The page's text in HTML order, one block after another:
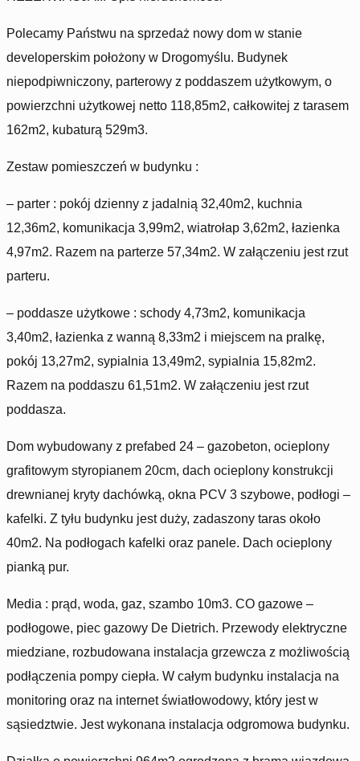
Polecamy Państwu na sprzedaż nowy dom w stanie
developerskim położony w Drogomyślu. Budynek
niepodpiwniczony, parterowy z poddaszem użytkowym, o
powierzchni użytkowej netto 118,85m2, całkowitej z tarasem
162m2, kubaturą 529m3.
Zestaw pomieszczeń w budynku :
– parter : pokój dzienny z jadalnią 32,40m2, kuchnia
12,36m2, komunikacja 3,99m2, wiatrołap 3,62m2, łazienka
4,97m2. Razem na parterze 57,34m2. W załączeniu jest rzut
parteru.
– poddasze użytkowe : schody 4,73m2, komunikacja
3,40m2, łazienka z wanną 8,33m2 i miejscem na pralkę,
pokój 13,27m2, sypialnia 13,49m2, sypialnia 15,82m2.
Razem na poddaszu 61,51m2. W załączeniu jest rzut
poddasza.
Dom wybudowany z prefabed 24 – gazobeton, ocieplony
grafitowym styropianem 20cm, dach ocieplony konstrukcji
drewnianej kryty dachówką, okna PCV 3 szybowe, podłogi –
kafelki. Z tyłu budynku jest duży, zadaszony taras około
40m2. Na podłogach kafelki oraz panele. Dach ocieplony
pianką pur.
Media : prąd, woda, gaz, szambo 10m3. CO gazowe –
podłogowe, piec gazowy De Dietrich. Przewody elektryczne
miedziane, rozbudowana instalacja grzewcza z możliwością
podłączenia pompy ciepła. W całym budynku instalacja na
monitoring oraz na internet światłowodowy, który jest w
sąsiedztwie. Jest wykonana instalacja odgromowa budynku.